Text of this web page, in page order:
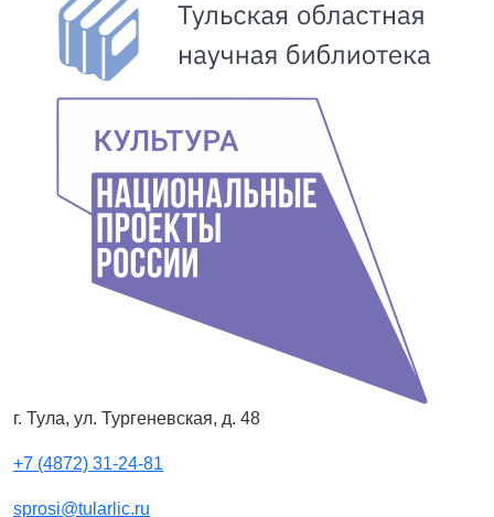
г. Тула, ул. Тургеневская, д. 48
+7 (4872) 31-24-81
sprosi@tularlic.ru